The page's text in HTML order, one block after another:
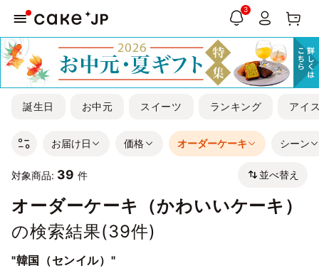
3
誕生日 お中元 スイーツ ランキング アイ
お届け日 価格 オーダーケーキ シーン
対象商品: 39 件 並べ替え
オーダーケーキ（かわいいケーキ）
の検索結果(39件)
"韓国（センイル）"